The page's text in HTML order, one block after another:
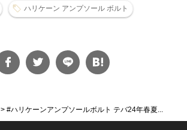
ハリケーン アンプソール ボルト
> #ハリケーンアンプソールボルト テバ24年春夏...